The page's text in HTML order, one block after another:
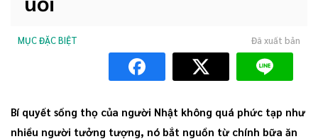
MỤC ĐẶC BIỆT Đã xuất bản
Bí quyết sống thọ của người Nhật không quá phức tạp như
nhiều người tưởng tượng, nó bắt nguồn từ chính bữa ăn